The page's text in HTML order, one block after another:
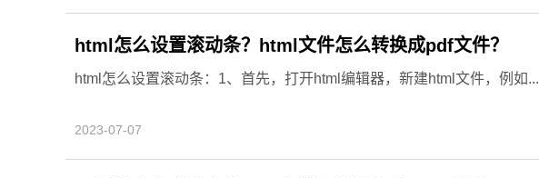
html怎么设置滚动条？html文件怎么转换成pdf文件？
html怎么设置滚动条：1、首先，打开html编辑器，新建html文件，例如...
2023-07-07